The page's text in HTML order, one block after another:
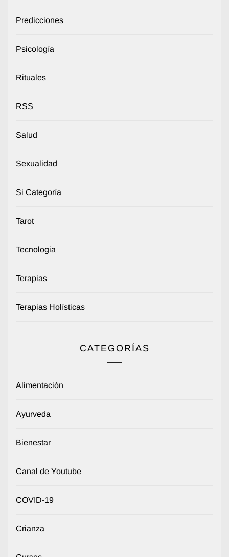
Predicciones
Psicología
Rituales
RSS
Salud
Sexualidad
Si Categoría
Tarot
Tecnologia
Terapias
Terapias Holísticas
CATEGORÍAS
Alimentación
Ayurveda
Bienestar
Canal de Youtube
COVID-19
Crianza